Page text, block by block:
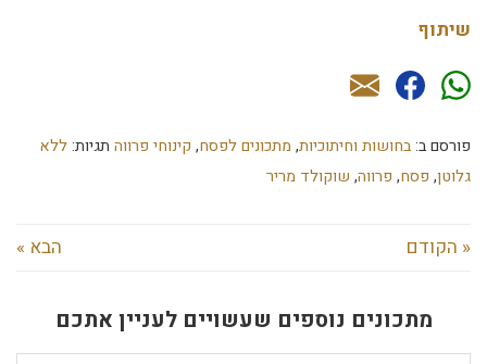
שיתוף
פורסם ב:בחושות וחיתוכיות, מתכונים לפסח, קינוחי פרווה תגיות:ללא
גלוטן, פסח, פרווה, שוקולד מריר
« הקודם הבא »
מתכונים נוספים שעשויים לעניין אתכם